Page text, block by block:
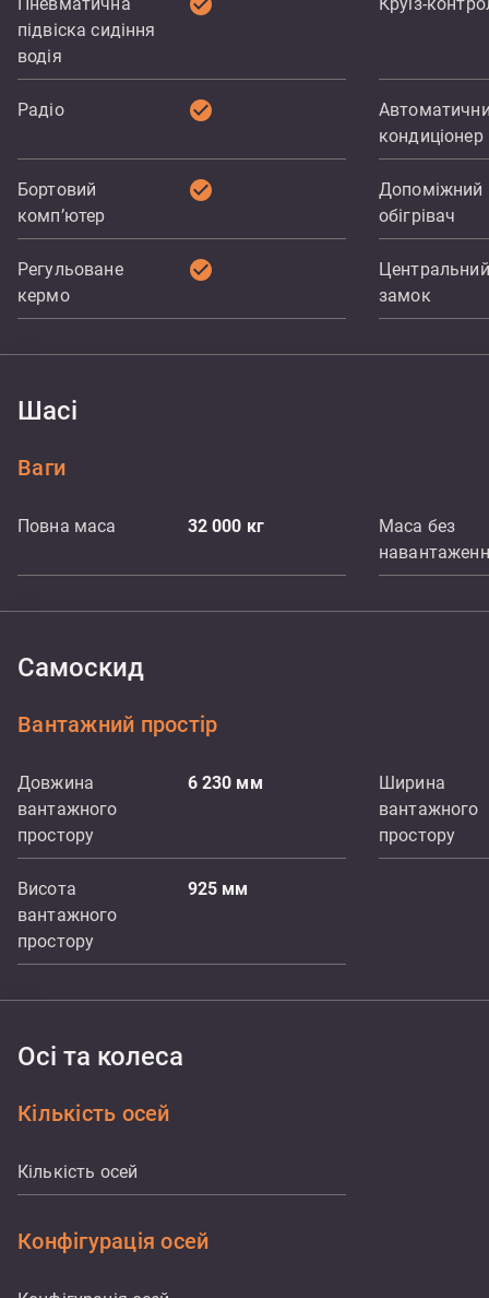
підвіска сидіння
водія
Радіо check_circle
кондиціонер
Бортовий
комп’ютер
check_circle
Допоміжний
обігрівач
Регульоване
кермо
check_circle
Центральний
замок
Шасі
Ваги
Повна маса 32 000 кг
Маса без
Самоскид
Вантажний простір
Довжина
вантажного
простору
6 230 мм
Ширина
вантажного
простору
Висота
вантажного
простору
925 мм
Осі та колеса
Кількість осей
Кількість осей
Конфігурація осей